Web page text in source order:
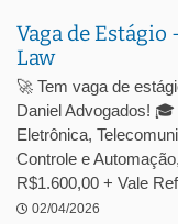
Vaga de
Law
🚀 Tem vaga de
Daniel Advogados!
Eletrônica,
Controle e
R$1.600,00 + Vale
02/04/2026